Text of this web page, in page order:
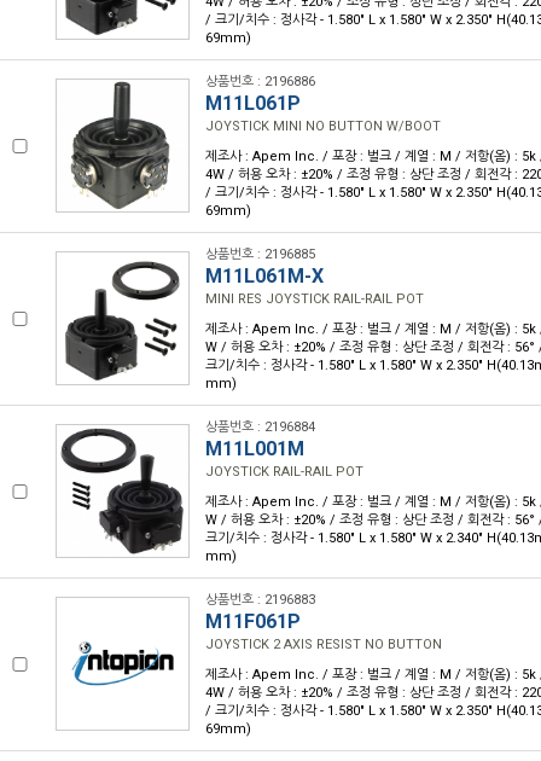
/ 크기/치수 : 정사각 - 1.580" L x 1.580" W x 2.350"
69mm)
상품번호 : 2196886
M11L061P
JOYSTICK MINI NO BUTTON W/BOOT
제조사 : Apem Inc. / 포장 : 벌크 / 계열 : M / 저항(옴) : 5k
4W / 허용 오차 : ±20% / 조정 유형 : 상단 조정 / 회전각 :
/ 크기/치수 : 정사각 - 1.580" L x 1.580" W x 2.350"
69mm)
상품번호 : 2196885
M11L061M-X
MINI RES JOYSTICK RAIL-RAIL POT
제조사 : Apem Inc. / 포장 : 벌크 / 계열 : M / 저항(옴) : 5k
W / 허용 오차 : ±20% / 조정 유형 : 상단 조정 / 회전각 :
크기/치수 : 정사각 - 1.580" L x 1.580" W x 2.350"
mm)
상품번호 : 2196884
M11L001M
JOYSTICK RAIL-RAIL POT
제조사 : Apem Inc. / 포장 : 벌크 / 계열 : M / 저항(옴) : 5k
W / 허용 오차 : ±20% / 조정 유형 : 상단 조정 / 회전각 :
크기/치수 : 정사각 - 1.580" L x 1.580" W x 2.340"
mm)
상품번호 : 2196883
M11F061P
JOYSTICK 2 AXIS RESIST NO BUTTON
제조사 : Apem Inc. / 포장 : 벌크 / 계열 : M / 저항(옴) : 5k
4W / 허용 오차 : ±20% / 조정 유형 : 상단 조정 / 회전각 :
/ 크기/치수 : 정사각 - 1.580" L x 1.580" W x 2.350"
69mm)